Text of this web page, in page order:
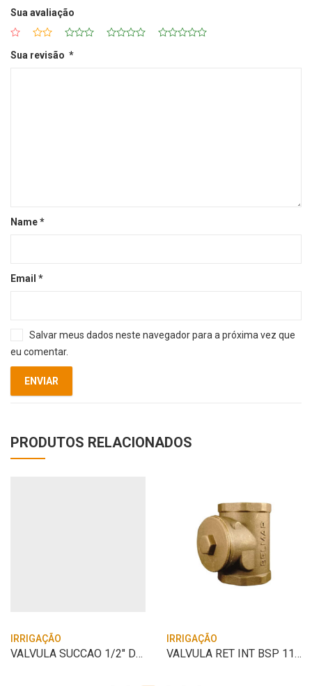
Sua avaliação
Sua revisão *
Name*
Email *
Salvar meus dados neste navegador para a próxima vez que
eu comentar.
PRODUTOS RELACIONADOS
IRRIGAÇÃO
VALVULA SUCCAO 1/2″ DOCOL
IRRIGAÇÃO
VALVULA RET INT BSP 112X3″ P6″ FRANKLIN